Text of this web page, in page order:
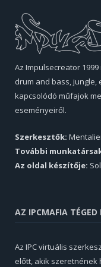
Az Impulsecreator
drum and bass,
kapcsolódó műfajok
eseményeiről.
Szerkesztők:
További
Az oldal készítője:
AZ IPCMAFIA TÉGED
Az IPC virtuális
előtt, akik szeretnének